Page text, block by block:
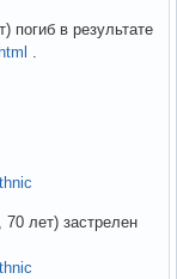
в результате
лет) застрелен